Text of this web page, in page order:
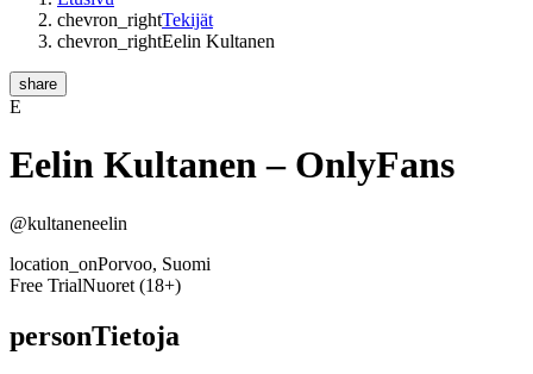
chevron_rightTekijät
chevron_rightEelin Kultanen
share
E
Eelin Kultanen– OnlyFans
@kultaneneelin
location_onPorvoo, Suomi
Free TrialNuoret (18+)
personTietoja